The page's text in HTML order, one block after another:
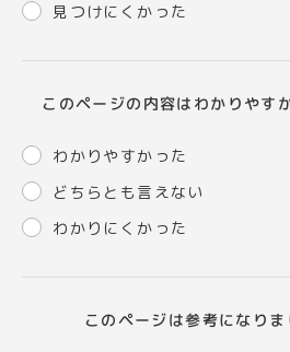
見つけにくかった
このページの内容はわかりやす
わかりやすかった
どちらとも言えない
わかりにくかった
このページは参考になりま